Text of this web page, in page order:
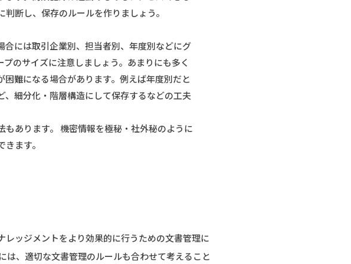
断し、保存のルールを作りましょう。
には取引企業別、担当者別、年度別などにグ
のサイズに注意しましょう。あまりにも多く
難になる場合があります。例えば年度別だと
細分化・階層構造にして保存するなどの工夫
あります。 機密情報を極秘・社外秘のように
ます。
ッジメントをより効果的に行うための文書管理に
、適切な文書管理のルールも合わせて考えること